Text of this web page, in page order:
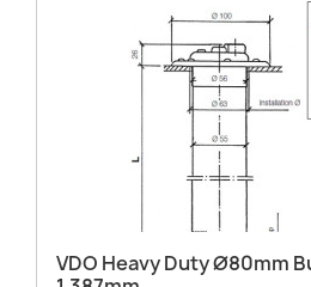
VDO Heavy Duty Ø80mm